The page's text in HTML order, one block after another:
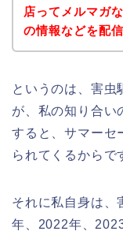
店ってメルマガ
の情報などを配
というのは、害虫
が、私の知り合い
すると、サマーセ
られてくるからで
それに私自身は、
年、2022年、